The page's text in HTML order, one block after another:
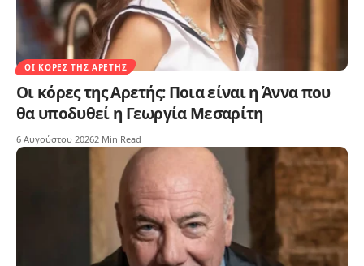
ΟΙ ΚΌΡΕΣ ΤΗΣ ΑΡΕΤΉΣ
Οι κόρες της Αρετής: Ποια είναι η Άννα που
θα υποδυθεί η Γεωργία Μεσαρίτη
6 Αυγούστου 20262 Min Read